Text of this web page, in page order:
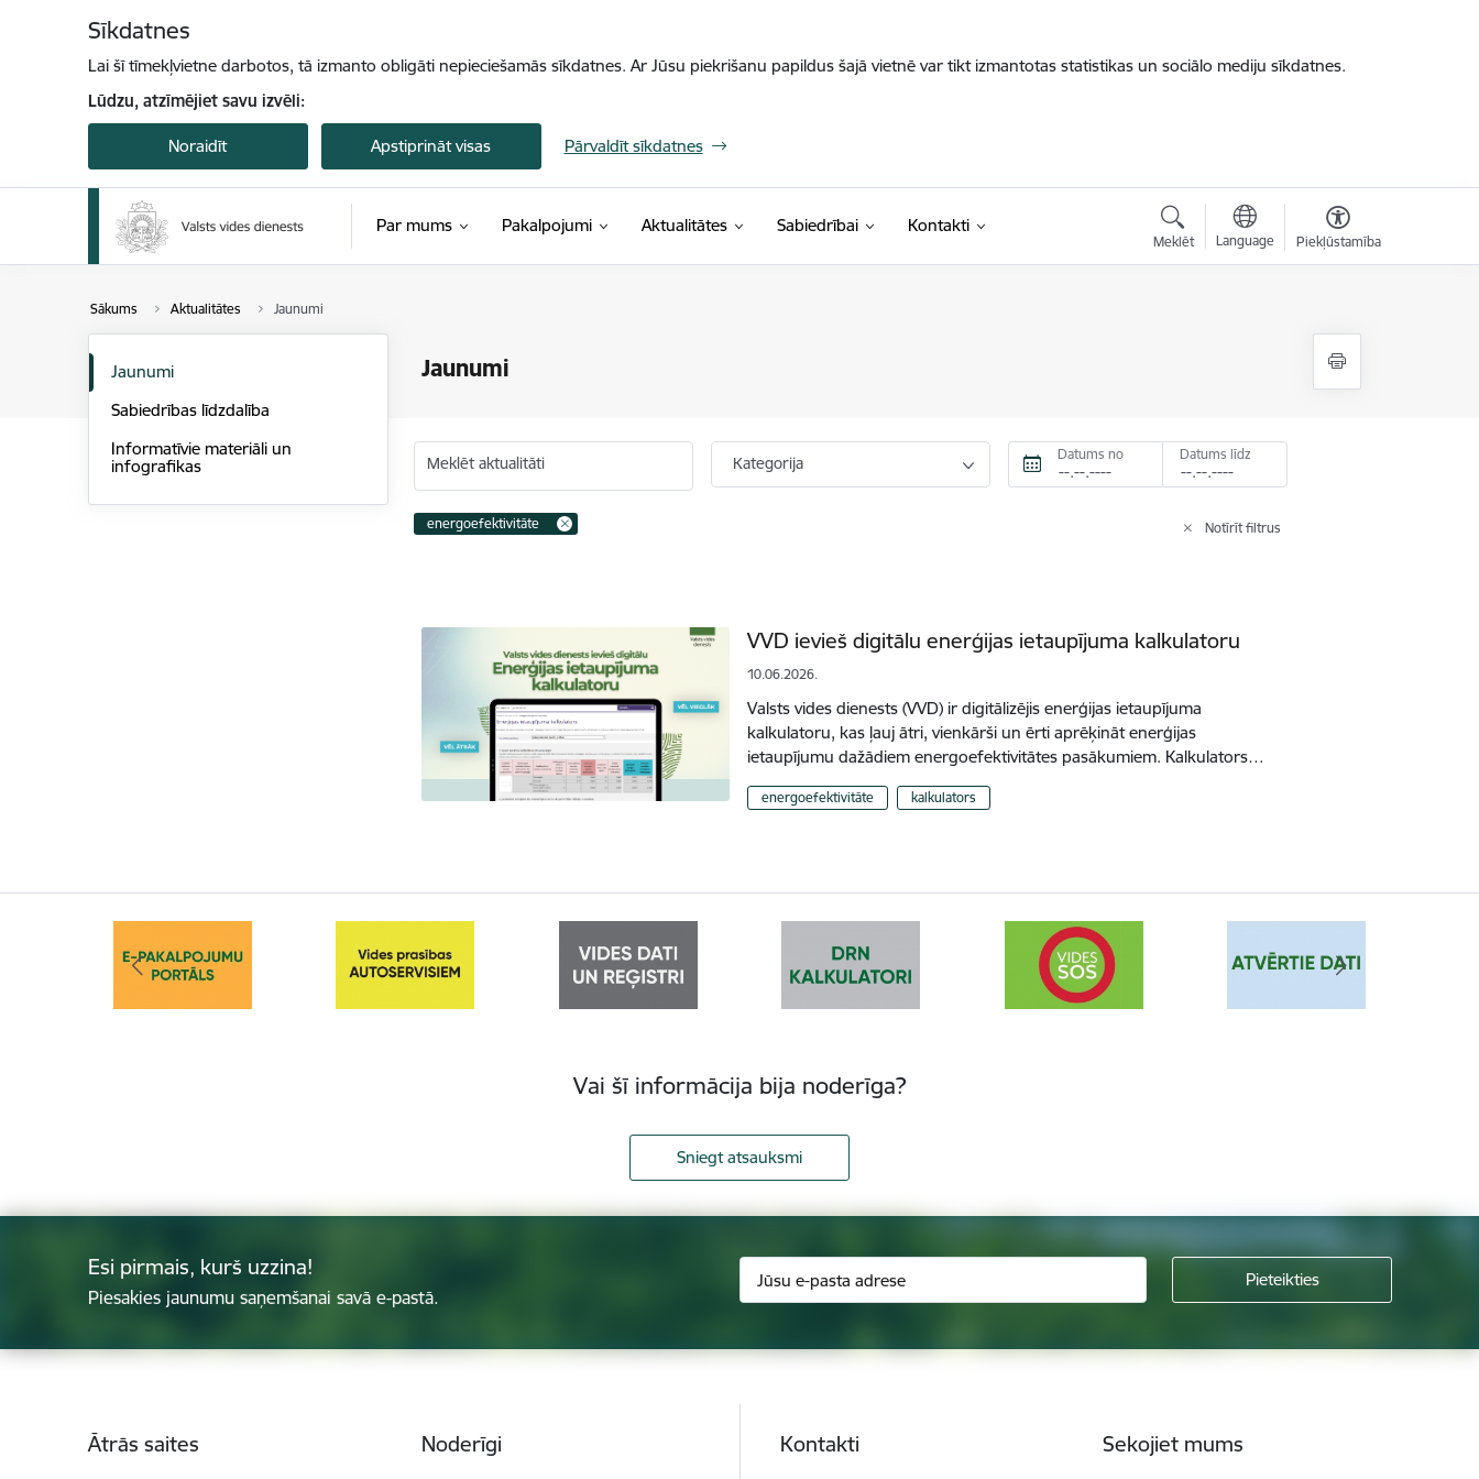
Sīkdatnes
Lai šī tīmekļvietne darbotos, tā izmanto obligāti nepieciešamās sīkdatnes. Ar Jūsu piekrišanu papildus šajā vietnē var tikt izmantotas statistikas un sociālo mediju sīkdatnes.
Lūdzu, atzīmējiet savu izvēli:
Noraidīt Apstiprināt visas Pārvaldīt sīkdatnes
Par mums Pakalpojumi Aktualitātes Sabiedrībai Kontakti
Meklēt Language Piekļūstamība
Sākums Aktualitātes Jaunumi
Jaunumi
Jaunumi
Sabiedrības līdzdalība
Informatīvie materiāli un
infografikas
Meklēt aktualitāti Kategorija Datums no Datums līdz
energoefektivitāte Notīrīt filtrus
VVD ievieš digitālu enerģijas ietaupījuma kalkulatoru
10.06.2026.
Valsts vides dienests (VVD) ir digitālizējis enerģijas ietaupījuma
kalkulatoru, kas ļauj ātri, vienkārši un ērti aprēķināt enerģijas
ietaupījumu dažādiem energoefektivitātes pasākumiem. Kalkulators…
energoefektivitāte kalkulators
Vai šī informācija bija noderīga?
Sniegt atsauksmi
Esi pirmais, kurš uzzina!
Piesakies jaunumu saņemšanai savā e-pastā.
Ātrās saites Noderīgi Kontakti Sekojiet mums